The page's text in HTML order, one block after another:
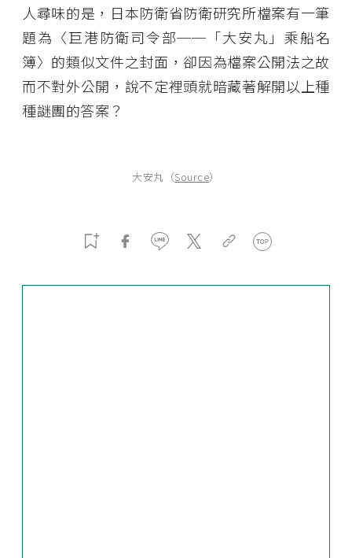
人尋味的是，日本防衛省防衛研究所檔案有一筆
題為〈巨港防衛司令部──「大安丸」乘船名
簿〉的類似文件之封面，卻因為檔案公開法之故
而不對外公開，說不定裡頭就暗藏著解開以上種
種謎團的答案？
大安丸（Source）